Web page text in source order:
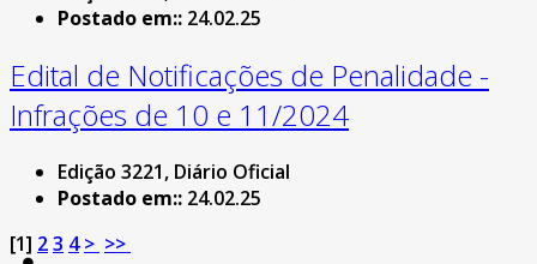
Postado em:: 24.02.25
Edital de Notificações de Penalidade -
Infrações de 10 e 11/2024
Edição 3221, Diário Oficial
Postado em:: 24.02.25
[1] 23 4 > >>